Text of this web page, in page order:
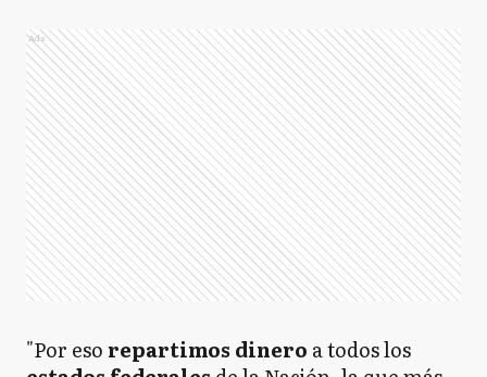
Ads
"Por eso repartimos dinero a todos los